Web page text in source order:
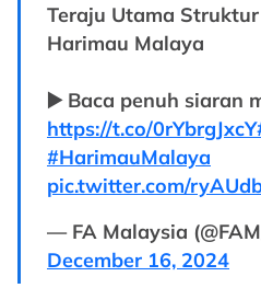
Teraju Utama
Harimau Malaya
▶️ Baca penuh siaran
https://t.co/0rYbrgJxcY
#HarimauMalaya
pic.twitter.com/
— FA Malaysia
December 16, 2024